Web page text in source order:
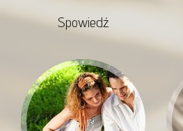
Spowiedź